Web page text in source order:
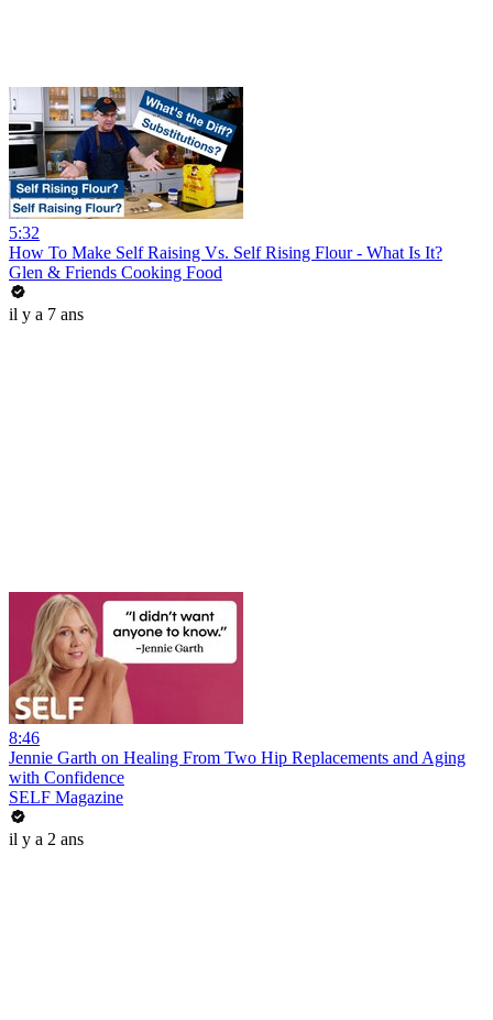
5:32
How To Make Self Raising Vs. Self Rising Flour - What Is It?
Glen & Friends Cooking Food
il y a 7 ans
8:46
Jennie Garth on Healing From Two Hip Replacements and Aging
with Confidence
SELF Magazine
il y a 2 ans